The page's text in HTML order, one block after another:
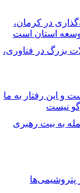
در کرمان،
استان است
بزرگ در فناوری،
و این رفتار به ما
نیست
دقیقه قبل از حمله به بیت رهبری